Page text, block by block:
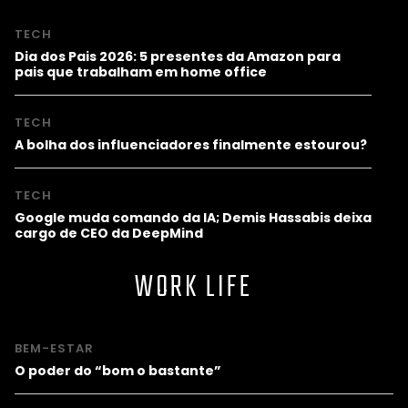
TECH
Dia dos Pais 2026: 5 presentes da Amazon para
pais que trabalham em home office
TECH
A bolha dos influenciadores finalmente estourou?
TECH
Google muda comando da IA; Demis Hassabis deixa
cargo de CEO da DeepMind
WORK LIFE
BEM-ESTAR
O poder do “bom o bastante”